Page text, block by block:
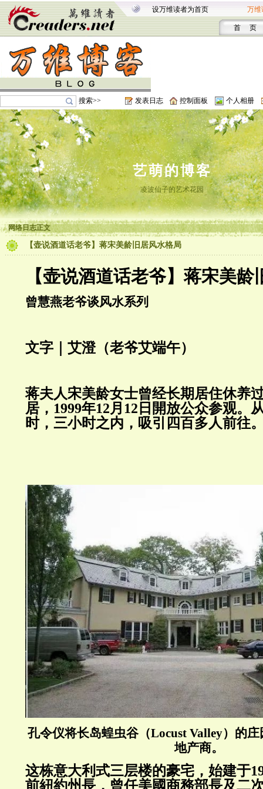
设万维读者为首页 万维
首 页
搜索>> 发表日志 控制面板 个人相册
艺萌的博客
凌波仙子的艺术花园
网络日志正文
【壶说酒道话老爷】蒋宋美龄旧居风水格局
【壶说酒道话老爷】蒋宋美
曾慧燕老爷谈风水系列
文字｜艾澄（老爷艾端午）
蒋夫人宋美龄女士曾经长期居住休养
居， 1999年12月12日開放公众参观。
时，三小时之内，吸引四百多人前往
孔令仪将长岛蝗虫谷（Locust Valley）的
地产商。
这栋意大利式三层楼的豪宅，始建于
前紐約州長，曾任美國商務部長及二